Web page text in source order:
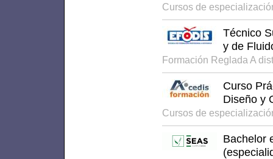
Cursos de
Técnico
y de
Formación Reglada A
Curso
Diseño y
Cursos de
Bachelor